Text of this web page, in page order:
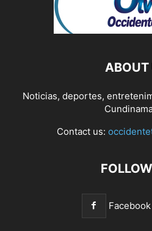
ABOUT
Noticias, deportes,
Contact us:
Facebook